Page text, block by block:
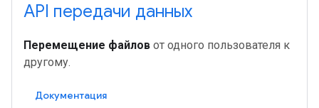
API передачи данных
Перемещение файлов от одного пользователя к
другому.
Документация